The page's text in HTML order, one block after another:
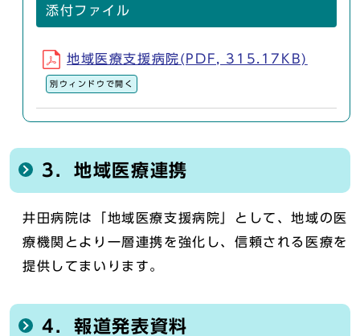
添付ファイル
地域医療支援病院(PDF, 315.17KB)
別ウィンドウで開く
3．地域医療連携
井田病院は「地域医療支援病院」として、地域の医
療機関とより一層連携を強化し、信頼される医療を
提供してまいります。
4．報道発表資料